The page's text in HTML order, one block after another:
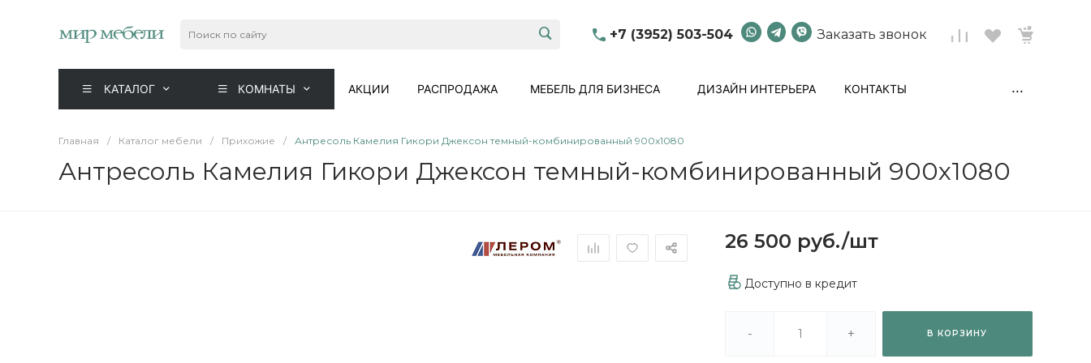
+7 (3952) 503-504 Заказать звонок
КАТАЛОГ КОМНАТЫ АКЦИИ РАСПРОДАЖА МЕБЕЛЬ ДЛЯ БИЗНЕСА ДИЗАЙН ИНТЕРЬЕРА КОНТАКТЫ ...
Главная / Каталог мебели / Прихожие / Антресоль Камелия Гикори Джексон темный-комбинированный 900x1080
Антресоль Камелия Гикори Джексон темный-комбинированный 900x1080
26 500 руб./шт
Доступно в кредит
- + В КОРЗИНУ